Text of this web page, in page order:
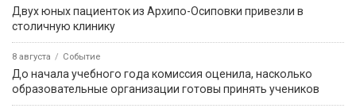
Двух юных пациенток из Архипо-Осиповки привезли в
столичную клинику
8 августа Событие
До начала учебного года комиссия оценила, насколько
образовательные организации готовы принять учеников